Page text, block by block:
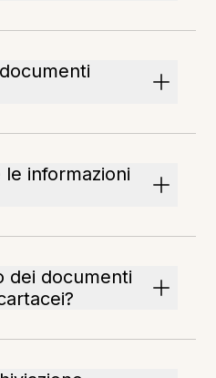
informazioni
dei documenti